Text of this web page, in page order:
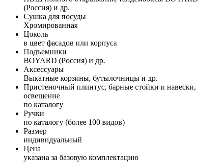
(Россия) и др.
Сушка для посуды
Хромированная
Цоколь
в цвет фасадов или корпуса
Подъемники
BOYARD (Россия) и др.
Аксессуары
Выкатные корзины, бутылочницы и др.
Пристеночный плинтус, барные стойки и навески,
освещение
по каталогу
Ручки
по каталогу (более 100 видов)
Размер
индивидуальный
Цена
указана за базовую комплектацию